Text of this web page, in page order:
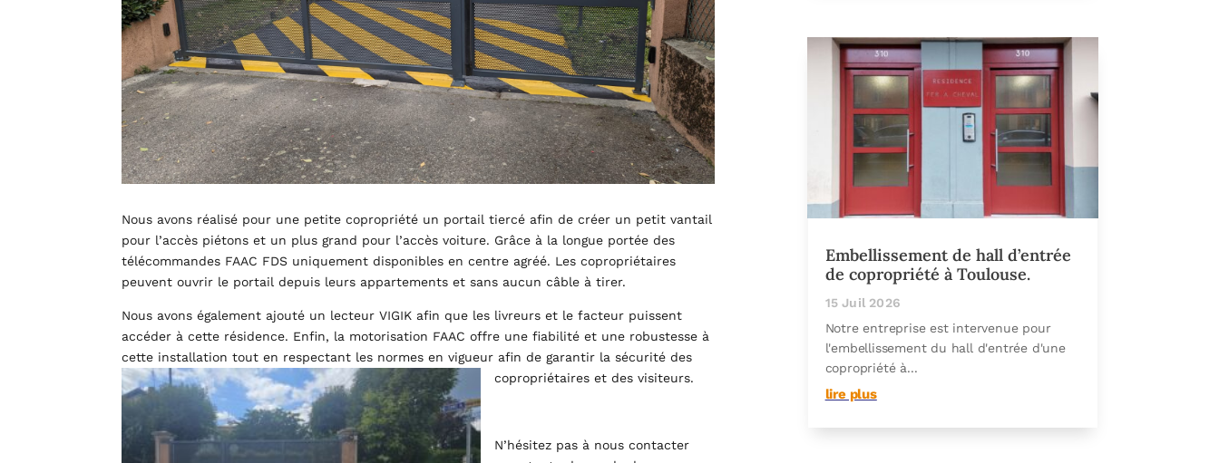
Nous avons réalisé pour une petite copropriété un portail tiercé afin de créer un petit vantail
pour l’accès piétons et un plus grand pour l’accès voiture. Grâce à la longue portée des
télécommandes FAAC FDS uniquement disponibles en centre agréé. Les copropriétaires
peuvent ouvrir le portail depuis leurs appartements et sans aucun câble à tirer.
Nous avons également ajouté un lecteur VIGIK afin que les livreurs et le facteur puissent
accéder à cette résidence. Enfin, la motorisation FAAC offre une fiabilité et une robustesse à
cette installation tout en respectant les normes en vigueur afin de garantir la sécurité des
copropriétaires et des visiteurs.
N’hésitez pas à nous contacter
Embellissement de hall d’entrée
de copropriété à Toulouse.
15 Juil 2026
Notre entreprise est intervenue pour
l'embellissement du hall d'entrée d'une
copropriété à...
lire plus